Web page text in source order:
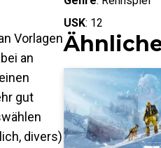
Vorlagen
an
gut
divers)
USK: 12